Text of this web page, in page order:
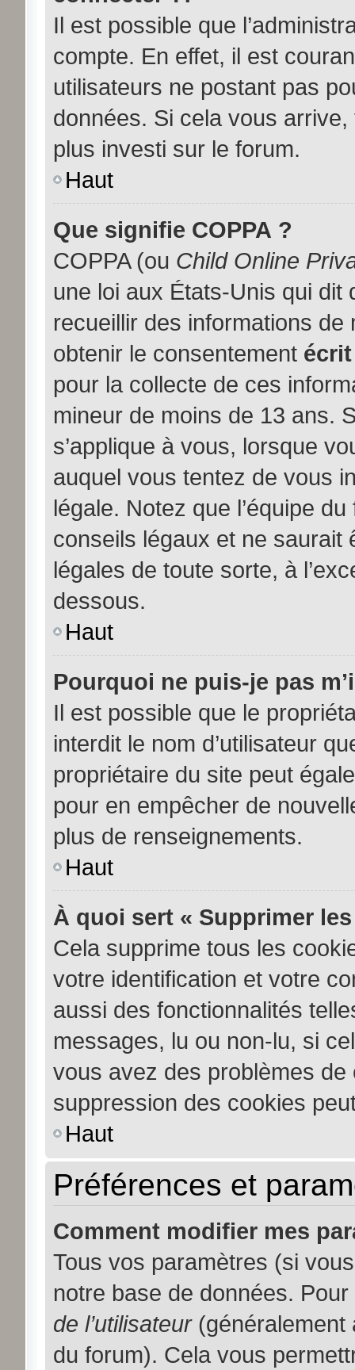
Il est possible que
compte. En effet, il est
utilisateurs ne postant pas
données. Si cela vous
plus investi sur le forum.
Haut
Que signifie COPPA ?
COPPA (ou Child Online
une loi aux États-Unis qui
recueillir des informations
obtenir le consentement écrit
pour la collecte de ces
mineur de moins de 13 ans.
s’applique à vous, lorsque
auquel vous tentez de vous
légale. Notez que l’équipe
conseils légaux et ne saurait
légales de toute sorte, à
dessous.
Haut
Pourquoi ne puis-je pas
Il est possible que le
interdit le nom d’utilisateur
propriétaire du site peut
pour en empêcher de
plus de renseignements.
Haut
À quoi sert « Supprimer
Cela supprime tous les
votre identification et votre
aussi des fonctionnalités
messages, lu ou non-lu, si
vous avez des problèmes
suppression des cookies
Haut
Préférences et
Comment modifier mes
Tous vos paramètres (si
notre base de données.
de l’utilisateur(généralement
du forum). Cela vous